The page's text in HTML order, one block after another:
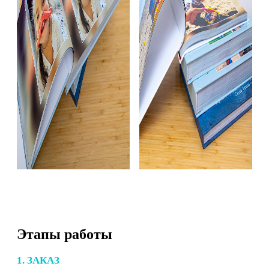
Этапы работы
1. ЗАКАЗ